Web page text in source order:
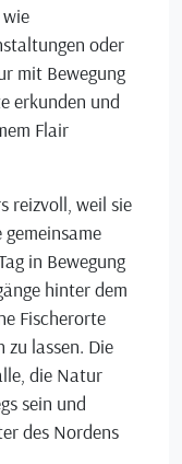
oder
mit Bewegung
erkunden und
Flair
reizvoll, weil sie
in Bewegung
hinter dem
Fischerorte
lassen. Die
die Natur
sein und
des Nordens